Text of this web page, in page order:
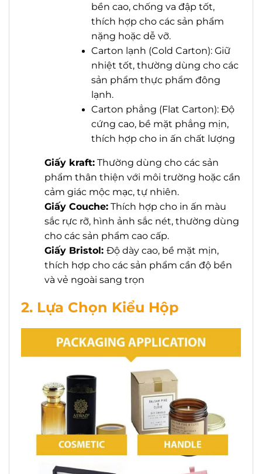
bền cao, chống va đập tốt,
thích hợp cho các sản phẩm
nặng hoặc dễ vỡ.
Carton lạnh (Cold Carton): Giữ
nhiệt tốt, thường dùng cho các
sản phẩm thực phẩm đông
lạnh.
Carton phẳng (Flat Carton): Độ
cứng cao, bề mặt phẳng mịn,
thích hợp cho in ấn chất lượng
Giấy kraft: Thường dùng cho các sản
phẩm thân thiện với môi trường hoặc cần
cảm giác mộc mạc, tự nhiên.
Giấy Couche: Thích hợp cho in ấn màu
sắc rực rỡ, hình ảnh sắc nét, thường dùng
cho các sản phẩm cao cấp.
Giấy Bristol: Độ dày cao, bề mặt mịn,
thích hợp cho các sản phẩm cần độ bền
và vẻ ngoài sang trọn
2. Lựa Chọn Kiểu Hộp